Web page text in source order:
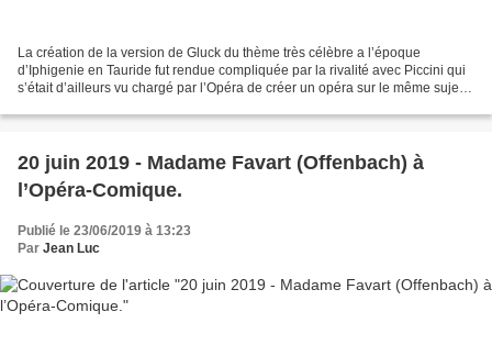
La création de la version de Gluck du thème très célèbre a l’époque
d’Iphigenie en Tauride fut rendue compliquée par la rivalité avec Piccini qui
s’était d’ailleurs vu chargé par l’Opéra de créer un opéra sur le même sujet.
20 juin 2019 - Madame Favart (Offenbach) à
l’Opéra-Comique.
Publié le 23/06/2019 à 13:23
Par Jean Luc